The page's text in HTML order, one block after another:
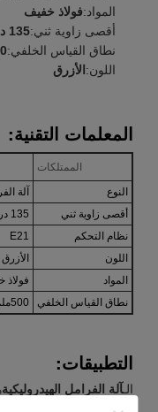
المواد:فولاذ خفيف
أقصى زاوية ثني:135 درجة
نطاق القياس الخلفي:
اللون: الأزرق
المعلمات التقنية:
الممتلكات
النوع
آلة
أقصى زاوية ثني
135 درجة
نظام التحكم
E21
اللون
الأزرق
المواد
فولاذ
نطاق القياس الخلفي
500ملم
التطبيقات:
الـآلة الفرامل الهيدروليكية